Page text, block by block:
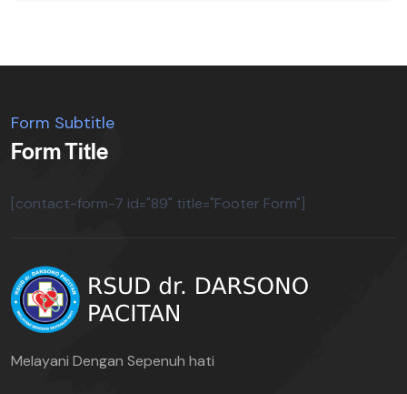
Form Subtitle
Form Title
[contact-form-7 id="89" title="Footer Form"]
Melayani Dengan Sepenuh hati